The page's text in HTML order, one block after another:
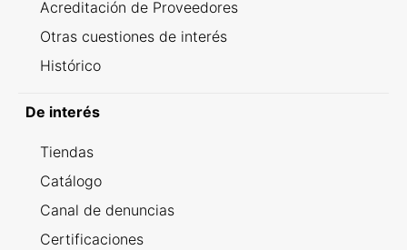
Acreditación de Proveedores
Otras cuestiones de interés
Histórico
De interés
Tiendas
Catálogo
Canal de denuncias
Certificaciones